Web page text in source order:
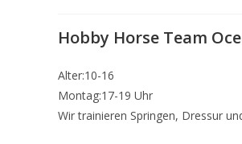
Hobby Horse Team
Alter:10-16
Montag:17-19 Uhr
Wir trainieren Springen, Dressur